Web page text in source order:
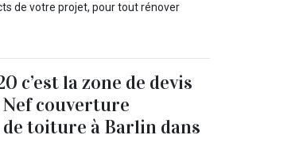
de votre projet, pour tout rénover
c’est la zone de devis
couverture
toiture à Barlin dans